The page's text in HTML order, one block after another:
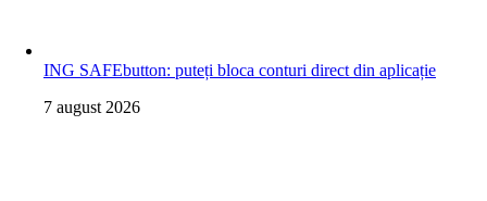
ING SAFEbutton: puteți bloca conturi direct din aplicație
7 august 2026